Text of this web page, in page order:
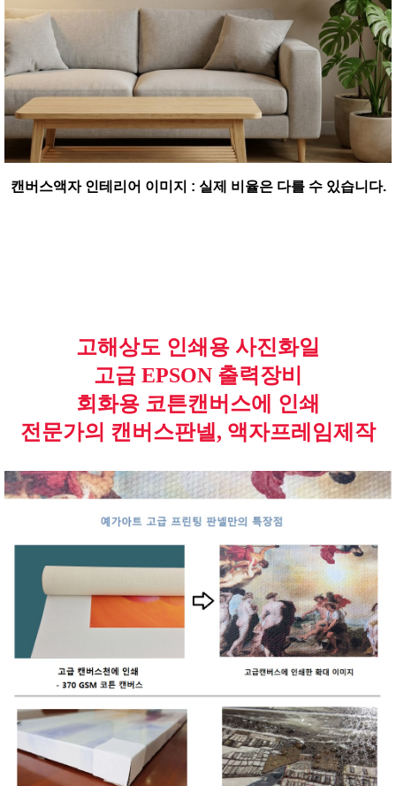
캔버스액자 인테리어 이미지 : 실제 비율은 다를 수 있습니다.
고해상도 인쇄용 사진화일
고급 EPSON 출력장비
회화용 코튼캔버스에 인쇄
전문가의 캔버스판넬, 액자프레임제작